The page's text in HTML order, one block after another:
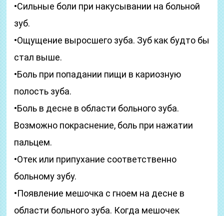
•Сильные боли при накусывании на больной
зуб.
•Ощущение выросшего зуба. Зуб как будто бы
стал выше.
•Боль при попадании пищи в кариозную
полость зуба.
•Боль в десне в области больного зуба.
Возможно покраснение, боль при нажатии
пальцем.
•Отек или припухание соответственно
больному зубу.
•Появление мешочка с гноем на десне в
области больного зуба. Когда мешочек